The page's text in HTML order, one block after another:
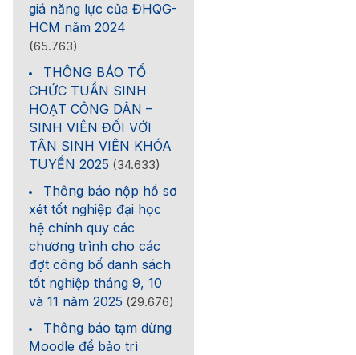
giá năng lực của ĐHQG-
HCM năm 2024
(65.763)
THÔNG BÁO TỔ
CHỨC TUẦN SINH
HOẠT CÔNG DÂN –
SINH VIÊN ĐỐI VỚI
TÂN SINH VIÊN KHÓA
TUYỂN 2025 (34.633)
Thông báo nộp hồ sơ
xét tốt nghiệp đại học
hệ chính quy các
chương trình cho các
đợt công bố danh sách
tốt nghiệp tháng 9, 10
và 11 năm 2025 (29.676)
Thông báo tạm dừng
Moodle để bảo trì